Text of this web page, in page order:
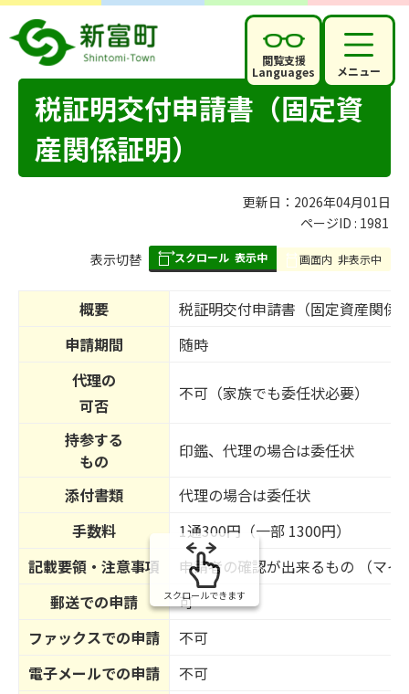
閲覧支援
Languages メニュー
税証明交付申請書（固定資
産関係証明）
更新日：2026年04月01日
ページID : 1981
表
み
表示切替 スクロール 表示中 画面内 非表示中
概要
税証明交付申請書（固定資産関係
申請期間
随時
代理の
可否
不可（家族でも委任状必要）
持参する
もの
印鑑、代理の場合は委任状
添付書類
代理の場合は委任状
手数料
1通300円（一部 1300円）
記載要領・注意事項
申請者の確認が出来るもの （マ
郵送での申請
可
ファックスでの申請
不可
電子メールでの申請
不可
スクロールできます